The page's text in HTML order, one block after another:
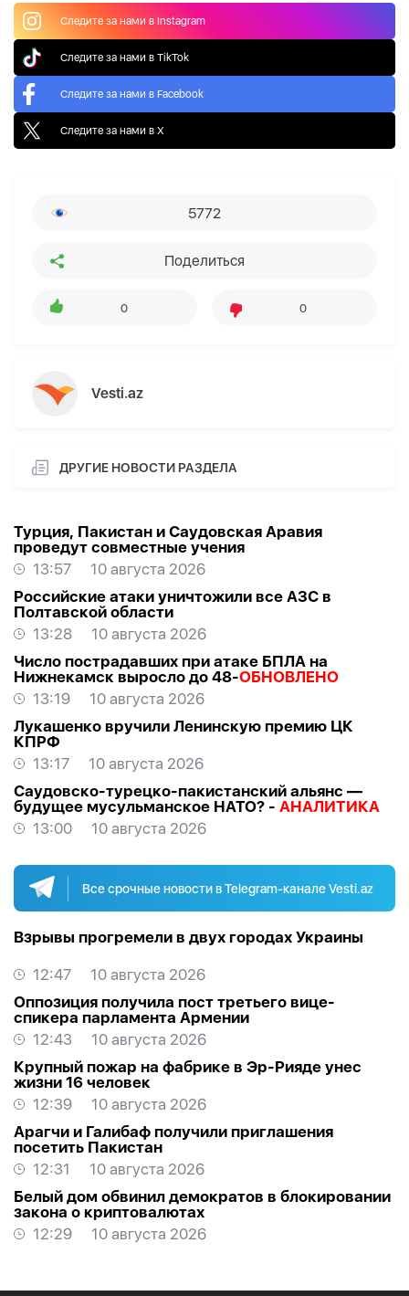
Следите за нами в Instagram
Следите за нами в TikTok
Следите за нами в Facebook
Следите за нами в X
5772
Поделиться
0 0
Vesti.az
ДРУГИЕ НОВОСТИ РАЗДЕЛА
Турция, Пакистан и Саудовская Аравия
проведут совместные учения
13:57
10 августа 2026
Российские атаки уничтожили все АЗС в
Полтавской области
13:28
10 августа 2026
Число пострадавших при атаке БПЛА на
Нижнекамск выросло до 48-ОБНОВЛЕНО
13:19
10 августа 2026
Лукашенко вручили Ленинскую премию ЦК
КПРФ
13:17
10 августа 2026
Саудовско-турецко-пакистанский альянс —
будущее мусульманское НАТО? - АНАЛИТИКА
13:00
10 августа 2026
Все срочные новости в Telegram-канале Vesti.az
Взрывы прогремели в двух городах Украины
12:47
10 августа 2026
Оппозиция получила пост третьего вице-
спикера парламента Армении
12:43
10 августа 2026
Крупный пожар на фабрике в Эр-Рияде унес
жизни 16 человек
12:39
10 августа 2026
Арагчи и Галибаф получили приглашения
посетить Пакистан
12:31
10 августа 2026
Белый дом обвинил демократов в блокировании
закона о криптовалютах
12:29
10 августа 2026